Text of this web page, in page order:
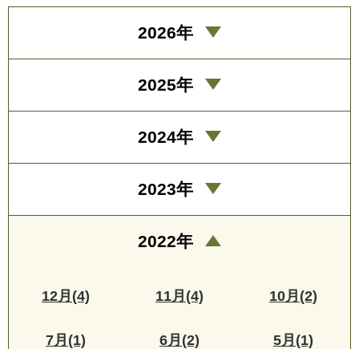
2026年
2025年
2024年
2023年
2022年
12月(4) 11月(4) 10月(2)
7月(1) 6月(2) 5月(1)